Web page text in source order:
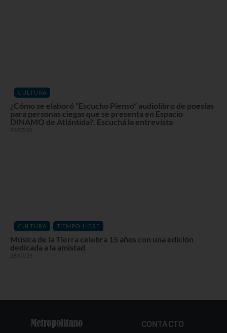
CULTURA
¿Cómo se elaboró “Escucho Pienso” audiolibro de poesías
para personas ciegas que se presenta en Espacio
DINAMO de Atlántida?. Escuchá la entrevista
29/07/26
CULTURA , TIEMPO LIBRE
Música de la Tierra celebra 15 años con una edición
dedicada a la amistad
28/07/26
CONTACTO